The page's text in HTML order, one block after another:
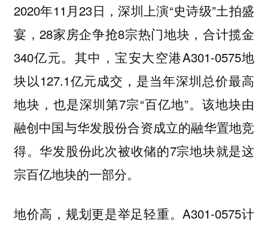
2020年11月23日，深圳上演“史诗级”土拍盛
宴，28家房企争抢8宗热门地块，合计揽金
340亿元。其中，宝安大空港A301-0575地
块以127.1亿元成交，是当年深圳总价最高
地块，也是深圳第7宗“百亿地”。该地块由
融创中国与华发股份合资成立的融华置地竞
得。华发股份此次被收储的7宗地块就是这
宗百亿地块的一部分。
地价高，规划更是举足轻重。A301-0575计